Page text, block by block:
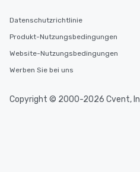
Datenschutzrichtlinie
Produkt-Nutzungsbedingungen
Website-Nutzungsbedingungen
Werben Sie bei uns
Copyright © 2000-2026 Cvent,